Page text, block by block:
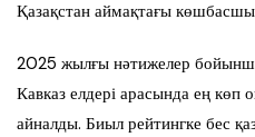
Қазақстан аймақтағы
2025 жылғы нәтижелер
Кавказ елдері арасында ең көп
айналды. Биыл рейтингке бес